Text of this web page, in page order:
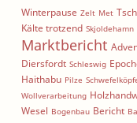
Winterpause Zelt Met
Kälte trotzend Skjoldehamn
Marktbericht
Diersfordt Schleswig
Haithabu Pilze
Wollverarbeitung
Wesel Bogenbau Bericht